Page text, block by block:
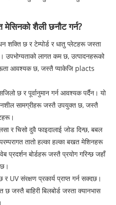
मेसिनको शैली छनौट गर्न?
छ र टेम्पोर्ड र धातु प्लेटहरू जस्ता
उपभोग्यताको लागत कम छ, उत्पादनहरूको
आवश्यक छ, जस्तै प्याकेजि placts
छ र पूर्वानुमान गर्न आवश्यक पर्दैन। यो
सामग्रीहरू जस्तै उपयुक्त छ, जस्तै
र चिसो दुवै फाइदालाई जोड दिन्छ, बबल
तातो हल्का हल्का बखत मेशिनहरू
प्रदर्शन बोर्डहरू जस्तै प्रयोग गरिन्छ जहाँ
संरक्षण प्रकार्य प्राप्त गर्न सक्दछ।
जस्तै बाहिरी बिलबोर्ड जस्ता क्यानभास